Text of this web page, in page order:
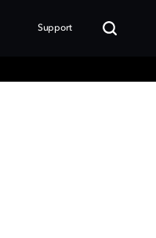
Support